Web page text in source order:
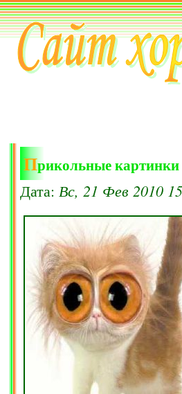
Прикольные
Дата: Вс, 21 Фев 2010